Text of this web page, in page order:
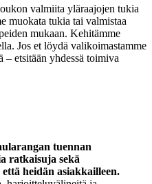
valmiita yläraajojen tukia
muokata tukia tai valmistaa
mukaan. Kehitämme
Jos et löydä valikoimastamme
– etsitään yhdessä toimiva
tuennan
ratkaisuja sekä
heidän asiakkailleen.